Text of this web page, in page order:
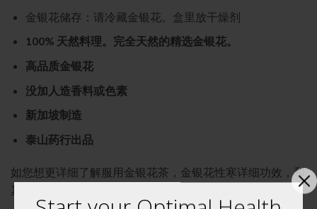
金银花储存：请冷藏金银花。盒里放干燥剂
100% 天然料理。完全天然的精选金银花。
高品质金银花
没加人造香料或色素
新加坡制造
泰山药行出品
如您想更详细了解服用金银花茶，金银花性寒详细功效，和
其它花茶，请看一看这